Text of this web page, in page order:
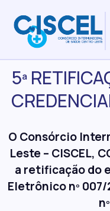
5ª
O Consórcio
Leste – CISCEL,
a retificação do
Eletrônico nº 007/